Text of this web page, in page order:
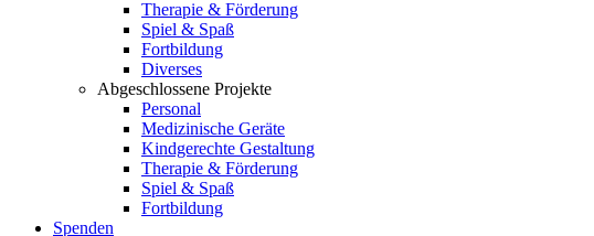
Therapie & Förderung
Spiel & Spaß
Fortbildung
Diverses
Abgeschlossene Projekte
Personal
Medizinische Geräte
Kindgerechte Gestaltung
Therapie & Förderung
Spiel & Spaß
Fortbildung
Spenden